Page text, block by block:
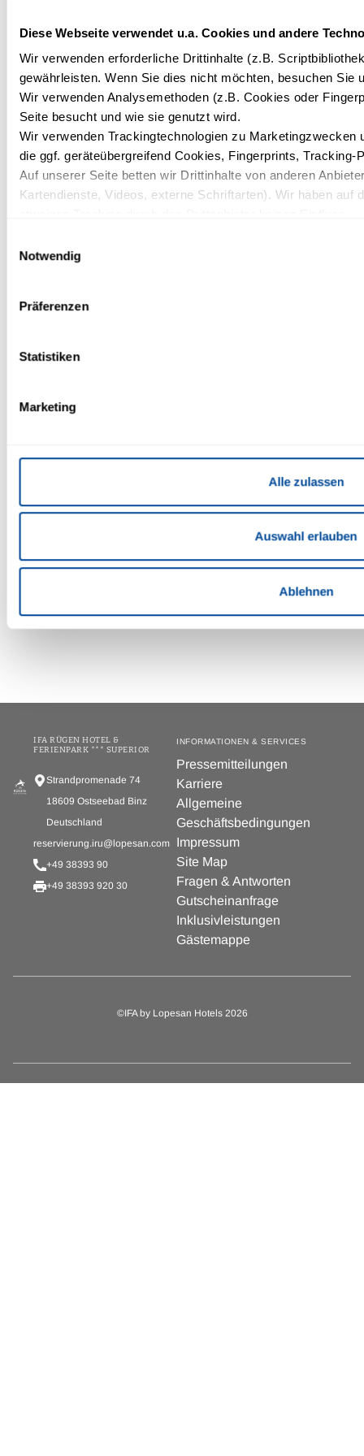
Diese Webseite verwendet u.a. Cookies und andere
Wir verwenden erforderliche Drittinhalte (z.B.
gewährleisten. Wenn Sie dies nicht möchten, besuchen Sie
Wir verwenden Analysemethoden (z.B. Cookies oder
Seite besucht und wie sie genutzt wird.
Wir verwenden Trackingtechnologien zu Marketingzwecken
die ggf. geräteübergreifend Cookies, Fingerprints, Tracking-
Auf unserer Seite betten wir Drittinhalte von anderen
Kartendienste, Videos, externe Schriftarten). Wir haben auf
Einwilligung mit Wirkung für die Zukunft widerrufen. Mehr
Notwendig
Präferenzen
Statistiken
Marketing
Alle zulassen
Auswahl erlauben
Ablehnen
Jasmund
» Perfekt
Urlaub mit
Serviceleistungen gegen Gebühr
»Hotelparkhaus: 10,00 EUR pro Kfz / Nacht
» Fahrradverleih im Hotel gegen Gebühr möglich
IFA RÜGEN HOTEL &
FERIENPARK *** SUPERIOR
Strandpromenade 74
18609 Ostseebad Binz
Deutschland
reservierung.iru@lopesan.com
+49 38393 90
+49 38393 920 30
INFORMATIONEN & SERVICES
Pressemitteilungen
Karriere
Allgemeine
Geschäftsbedingungen
Impressum
Site Map
Fragen & Antworten
Gutscheinanfrage
Inklusivleistungen
Gästemappe
©IFA by Lopesan Hotels 2026